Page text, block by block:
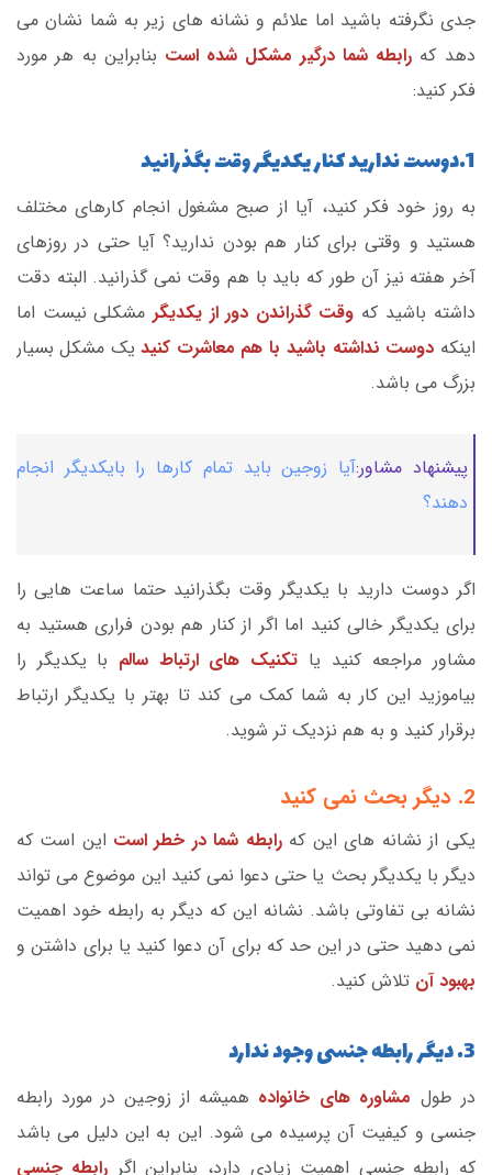
جدی نگرفته باشید اما علائم و نشانه های زیر به شما نشان می
دهد که رابطه شما درگیر مشکل شده است بنابراین به هر مورد
فکر کنید:
1.دوست ندارید کنار یکدیگر وقت بگذرانید
به روز خود فکر کنید، آیا از صبح مشغول انجام کارهای مختلف
هستید و وقتی برای کنار هم بودن ندارید؟ آیا حتی در روزهای
آخر هفته نیز آن طور که باید با هم وقت نمی گذرانید. البته دقت
داشته باشید که وقت گذراندن دور از یکدیگر مشکلی نیست اما
اینکه دوست نداشته باشید با هم معاشرت کنید یک مشکل بسیار
بزرگ می باشد.
پیشنهاد مشاور:آیا زوجین باید تمام کارها را بایکدیگر انجام
دهند؟
اگر دوست دارید با یکدیگر وقت بگذرانید حتما ساعت هایی را
برای یکدیگر خالی کنید اما اگر از کنار هم بودن فراری هستید به
مشاور مراجعه کنید یا تکنیک های ارتباط سالم با یکدیگر را
بیاموزید این کار به شما کمک می کند تا بهتر با یکدیگر ارتباط
برقرار کنید و به هم نزدیک تر شوید.
2. دیگر بحث نمی کنید
یکی از نشانه های این که رابطه شما در خطر است این است که
دیگر با یکدیگر بحث یا حتی دعوا نمی کنید این موضوع می تواند
نشانه بی تفاوتی باشد. نشانه این که دیگر به رابطه خود اهمیت
نمی دهید حتی در این حد که برای آن دعوا کنید یا برای داشتن و
بهبود آن تلاش کنید.
3. دیگر رابطه جنسی وجود ندارد
در طول مشاوره های خانواده همیشه از زوجین در مورد رابطه
جنسی و کیفیت آن پرسیده می شود. این به این دلیل می باشد
که رابطه جنسی اهمیت زیادی دارد، بنابراین اگر رابطه جنسی